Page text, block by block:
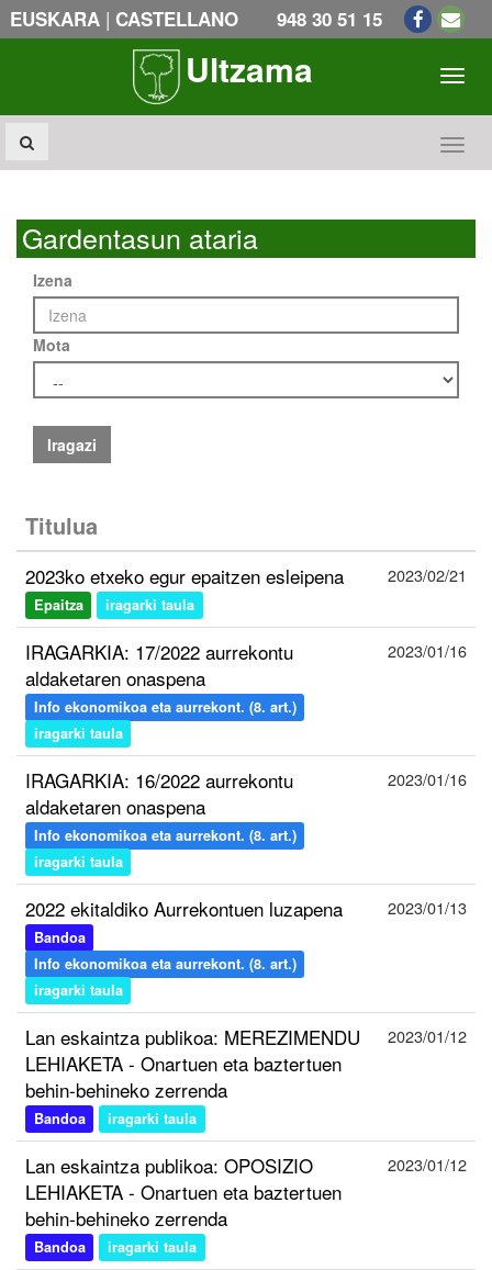
EUSKARA | CASTELLANO 948 30 51 15
Ultzama
Gardentasun ataria
Izena
Mota
Iragazi
Titulua
2023ko etxeko egur epaitzen esleipena
Epaitza iragarki taula
2023/02/21
IRAGARKIA: 17/2022 aurrekontu
aldaketaren onaspena
Info ekonomikoa eta aurrekont. (8. art.)
iragarki taula
2023/01/16
IRAGARKIA: 16/2022 aurrekontu
aldaketaren onaspena
Info ekonomikoa eta aurrekont. (8. art.)
iragarki taula
2023/01/16
2022 ekitaldiko Aurrekontuen luzapena
Bandoa
Info ekonomikoa eta aurrekont. (8. art.)
iragarki taula
2023/01/13
Lan eskaintza publikoa: MEREZIMENDU
LEHIAKETA - Onartuen eta baztertuen
behin-behineko zerrenda
Bandoa iragarki taula
2023/01/12
Lan eskaintza publikoa: OPOSIZIO
LEHIAKETA - Onartuen eta baztertuen
behin-behineko zerrenda
Bandoa iragarki taula
2023/01/12